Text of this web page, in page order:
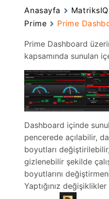
Anasayfa
MatriksIQ
Prime
Prime
Prime Dashboard
kapsamında sunulan
Dashboard içinde
pencerede açılabilir,
boyutları
gizlenebilir şekilde
boyutlarını
Yaptığınız